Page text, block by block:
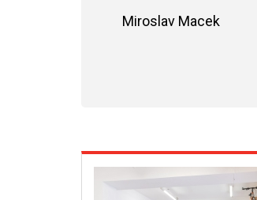
Miroslav Macek